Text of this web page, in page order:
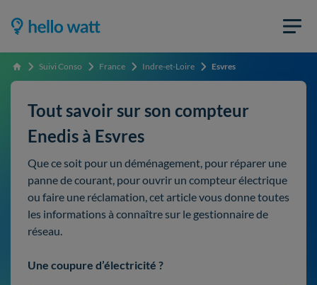
Accueil Suivi Conso France Indre-et-Loire Esvres
Tout savoir sur son compteur
Enedis à Esvres
Que ce soit pour un déménagement, pour réparer une
panne de courant, pour ouvrir un compteur électrique
ou faire une réclamation, cet article vous donne toutes
les informations à connaître sur le gestionnaire de
réseau.
Une coupure d’électricité ?